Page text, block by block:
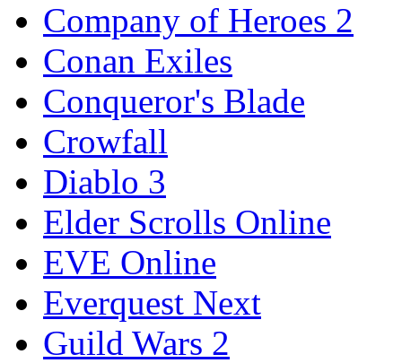
Company of Heroes 2
Conan Exiles
Conqueror's Blade
Crowfall
Diablo 3
Elder Scrolls Online
EVE Online
Everquest Next
Guild Wars 2